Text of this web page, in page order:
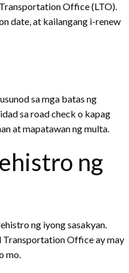
Office (LTO).
date, at kailangang i-renew
sa mga batas ng
sa road check o kapag
at mapatawan ng multa.
ng
ng iyong sasakyan.
Transportation Office ay may
mo.